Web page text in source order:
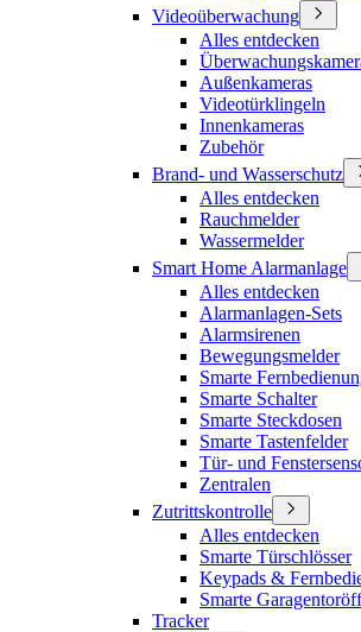
Videoüberwachung
Alles entdecken
Außenkameras
Videotürklingeln
Innenkameras
Zubehör
Brand- und Wasserschutz
Alles entdecken
Rauchmelder
Wassermelder
Smart Home Alarmanlage
Alles entdecken
Alarmanlagen-Sets
Alarmsirenen
Bewegungsmelder
Smarte
Smarte Schalter
Smarte Steckdosen
Smarte Tastenfelder
Tür- und
Zentralen
Zutrittskontrolle
Alles entdecken
Smarte Türschlösser
Keypads &
Smarte
Tracker